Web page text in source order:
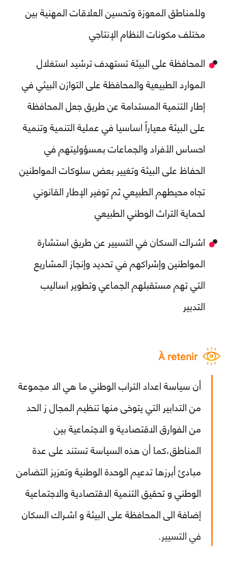
وللمناطق المعوزة وتحسين العلاقات المهنية بين
مختلف مكونات النظام الإنتاجي
المحافظة على البيئة تستهدف ترشيد استغلال
الموارد الطبيعية والمحافظة على التوازن البيئي في
إطار التنمية المستدامة عن طريق جعل المحافظة
على البيئة معياراً اساسيا في عملية التنمية وتنمية
احساس الأفراد والجماعات بمسؤوليتهم في
الحفاظ على البيئة وتغيير بعض سلوكات المواطنين
تجاه محیطهم الطبيعي ثم توفير الإطار القانوني
لحماية التراث الوطني الطبيعي
اشـراك السكان في التسيير عن طريق استشارة
المواطنين وإشراكهم في تحديد وإنجاز المشاريع
التي تهم مستقبلهم الجماعي وتطوير اساليب
التدبير
À retenir
أن سياسة اعداد التراب الوطني ما هي الا مجموعة
من التدابير التي يتوخى منها تنظيم المجال ز الحد
من الفوارق الاقتصادية و الاجتماعية بين
المناطق،كما أن هذه السياسة تستند على عدة
مبادئ أبرزها تدعيم الوحدة الوطنية وتعزيز التضامن
الوطني و تحقيق التنمية الاقتصادية والاجتماعية
إضافة الى المحافظة على البيئة و اشـراك السكان
في التسيير.